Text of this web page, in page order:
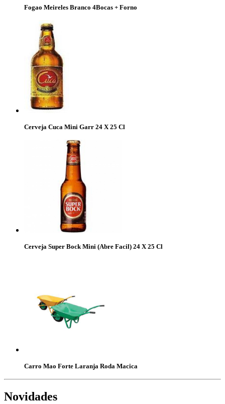
Fogao Meireles Branco 4Bocas + Forno
Cerveja Cuca Mini Garr 24 X 25 Cl
Cerveja Super Bock Mini (Abre Facil) 24 X 25 Cl
Carro Mao Forte Laranja Roda Macica
Novidades